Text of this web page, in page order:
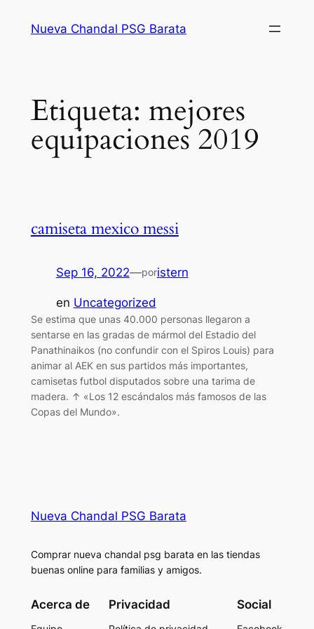
Nueva Chandal PSG Barata
Etiqueta: mejores
equipaciones 2019
camiseta mexico messi
Sep 16, 2022—poristern
en Uncategorized
Se estima que unas 40.000 personas llegaron a
sentarse en las gradas de mármol del Estadio del
Panathinaikos (no confundir con el Spiros Louis) para
animar al AEK en sus partidos más importantes,
camisetas futbol disputados sobre una tarima de
madera. ↑ «Los 12 escándalos más famosos de las
Copas del Mundo».
Nueva Chandal PSG Barata
Comprar nueva chandal psg barata en las tiendas
buenas online para familias y amigos.
Acerca de Privacidad Social